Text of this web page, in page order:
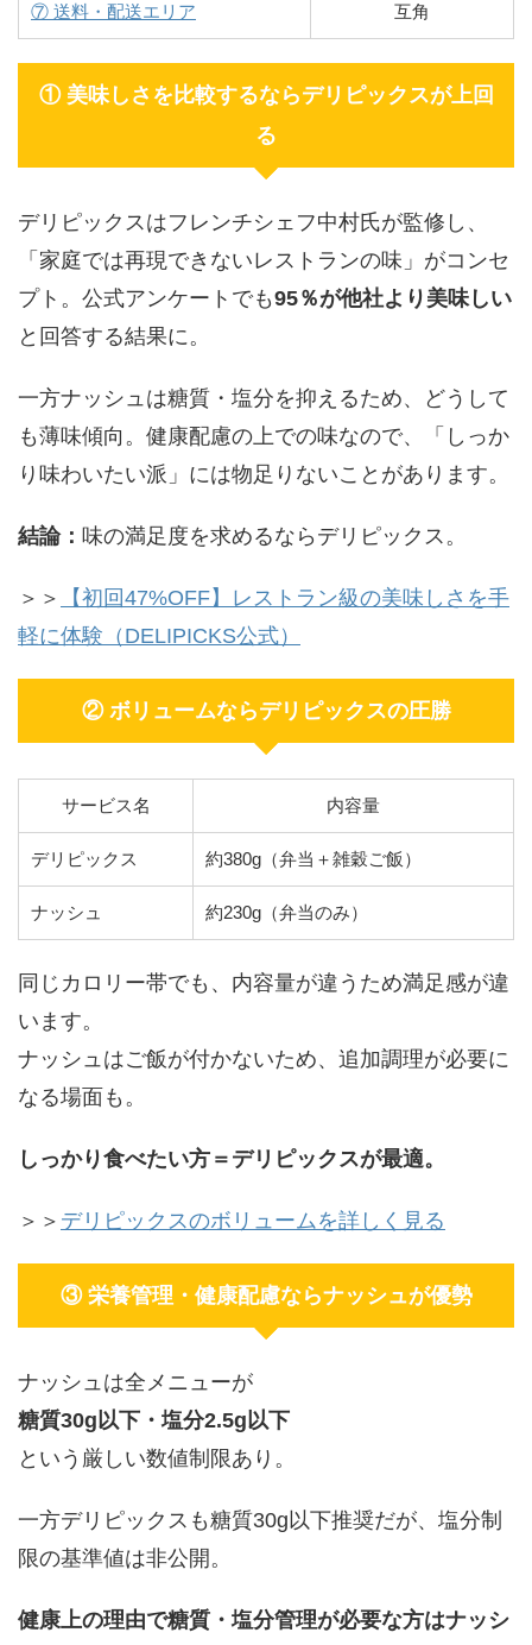
⑦ 送料・配送エリア 互角
① 美味しさを比較するならデリピックスが上回
る
デリピックスはフレンチシェフ中村氏が監修し、
「家庭では再現できないレストランの味」がコンセ
プト。公式アンケートでも95％が他社より美味しい
と回答する結果に。
一方ナッシュは糖質・塩分を抑えるため、どうして
も薄味傾向。健康配慮の上での味なので、「しっか
り味わいたい派」には物足りないことがあります。
結論： 味の満足度を求めるならデリピックス。
＞＞
【初回47%OFF】レストラン級の美味しさを手
軽に体験（DELIPICKS公式）
② ボリュームならデリピックスの圧勝
サービス名 内容量
デリピックス 約380g（弁当＋雑穀ご飯）
ナッシュ 約230g（弁当のみ）
同じカロリー帯でも、内容量が違うため満足感が違
います。
ナッシュはご飯が付かないため、追加調理が必要に
なる場面も。
しっかり食べたい方＝デリピックスが最適。
＞＞ デリピックスのボリュームを詳しく見る
③ 栄養管理・健康配慮ならナッシュが優勢
ナッシュは全メニューが
糖質30g以下・塩分2.5g以下
という厳しい数値制限あり。
一方デリピックスも糖質30g以下推奨だが、塩分制
限の基準値は非公開。
健康上の理由で糖質・塩分管理が必要な方はナッシ